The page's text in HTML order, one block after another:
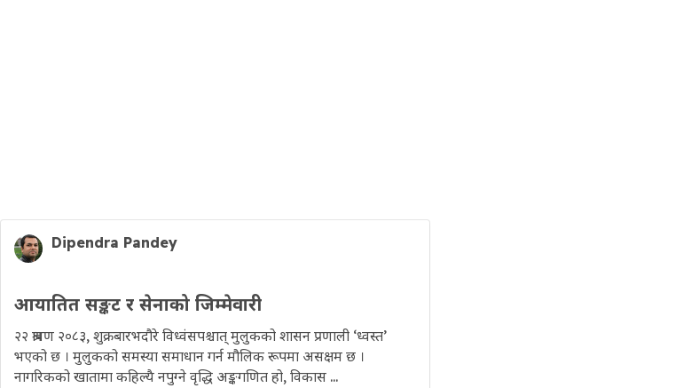
Dipendra Pandey
आयातित सङ्कट र सेनाको जिम्मेवारी
२२ श्रावण २०८३, शुक्रबारभदौरे विध्वंसपश्चात् मुलुकको शासन प्रणाली ‘ध्वस्त’
भएको छ । मुलुकको समस्या समाधान गर्न मौलिक रूपमा असक्षम छ ।
नागरिकको खातामा कहिल्यै नपुग्ने वृद्धि अङ्कगणित हो, विकास ...